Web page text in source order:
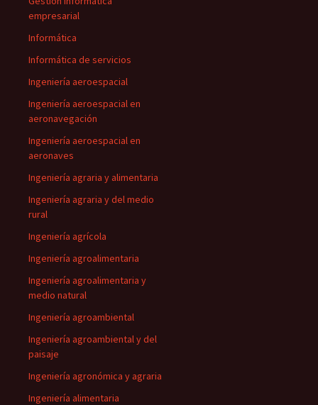
empresarial
Informática
Informática de servicios
Ingeniería aeroespacial
Ingeniería aeroespacial en
aeronavegación
Ingeniería aeroespacial en
aeronaves
Ingeniería agraria y alimentaria
Ingeniería agraria y del medio
rural
Ingeniería agrícola
Ingeniería agroalimentaria
Ingeniería agroalimentaria y
medio natural
Ingeniería agroambiental
Ingeniería agroambiental y del
paisaje
Ingeniería agronómica y agraria
Ingeniería alimentaria